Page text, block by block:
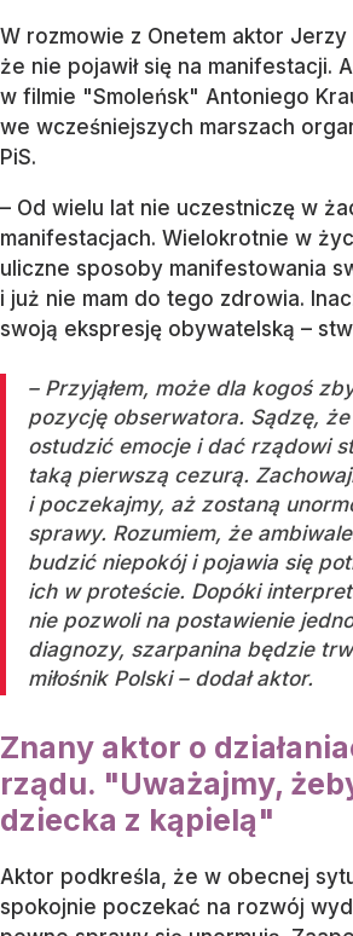
W rozmowie z Onetem aktor Jerzy
że nie pojawił się na manifestacji.
w filmie "Smoleńsk" Antoniego
we wcześniejszych marszach
PiS.
– Od wielu lat nie uczestniczę w
manifestacjach. Wielokrotnie w
uliczne sposoby manifestowania
i już nie mam do tego zdrowia.
swoją ekspresję obywatelską –
– Przyjąłem, może dla kogoś
pozycję obserwatora. Sądzę,
ostudzić emocje i dać rządowi
taką pierwszą cezurą.
i poczekajmy, aż zostaną
sprawy. Rozumiem, że
budzić niepokój i pojawia się
ich w proteście. Dopóki
nie pozwoli na postawienie
diagnozy, szarpanina będzie
miłośnik Polski – dodał aktor.
Znany aktor o
rządu. "Uważajmy,
dziecka z kąpielą"
Aktor podkreśla, że w obecnej
spokojnie poczekać na rozwój